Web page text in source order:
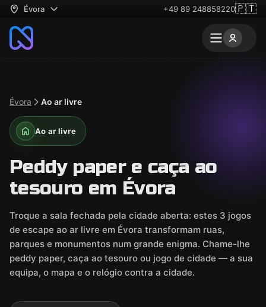
Évora +49 89 248858220🇵🇹
Évora Ao ar livre
Ao ar livre
Peddy paper e caça ao
tesouro em Évora
Troque a sala fechada pela cidade aberta: estes 3 jogos
de escape ao ar livre em Évora transformam ruas,
parques e monumentos num grande enigma. Chame-lhe
peddy paper, caça ao tesouro ou jogo de cidade — a sua
equipa, o mapa e o relógio contra a cidade.